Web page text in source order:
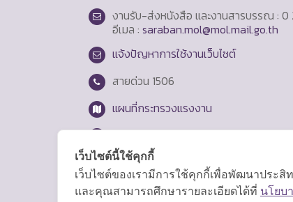
งานรับ-ส่งหนังสือ และงานสารบรรณ : 0
อีเมล : saraban.mol@mol.mail.go.th
แจ้งปัญหาการใช้งานเว็บไซต์
สายด่วน 1506
แผนที่กระทรวงแรงงาน
Login
เว็บไซต์นี้ใช้คุกกี้
เว็บไซต์ของเรามีการใช้คุกกี้เพื่อพัฒนาปร
และคุณสามารถศึกษารายละเอียดได้ที่ นโยบ